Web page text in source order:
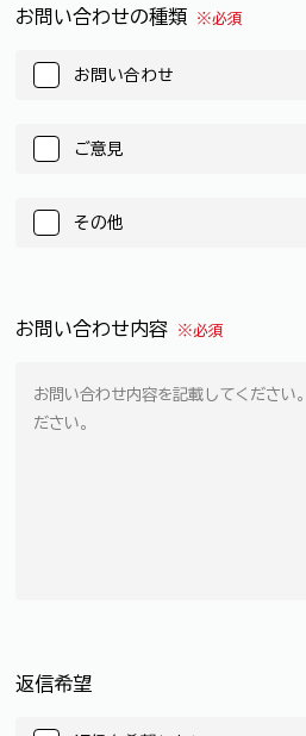
お問い合わせの種類 ※必須
お問い合わせ
ご意見
その他
お問い合わせ内容 ※必須
返信希望